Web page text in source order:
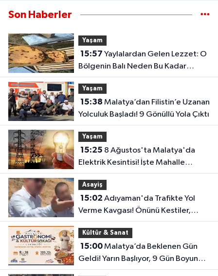
Son Haberler
Yaşam
15:57
Bölgenin Balı Neden Bu Kadar
Özel?
Yaşam
15:38
Yolculuk Başladı! 9 Gönüllü Yola Çıktı
Yaşam
15:25
Elektrik Kesintisi! İşte Mahalle
Mahalle Kesinti Listesi..
Asayiş
15:02
Verme Kavgası! Önünü Kestiler,
Saldırı Girişimi Kamerada
Kültür & Sanat
15:00Malatya’da Beklenen Gün
Geldi! Yarın Başlıyor, 9 Gün Boyunca
Sürecek